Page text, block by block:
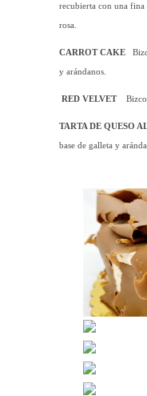
recubierta con una fina
rosa.
CARROT CAKE
y arándanos.
RED VELVET
TARTA DE QUESO
base de galleta y